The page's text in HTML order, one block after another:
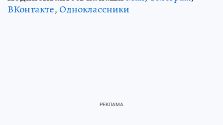
ВКонтакте, Одноклассники